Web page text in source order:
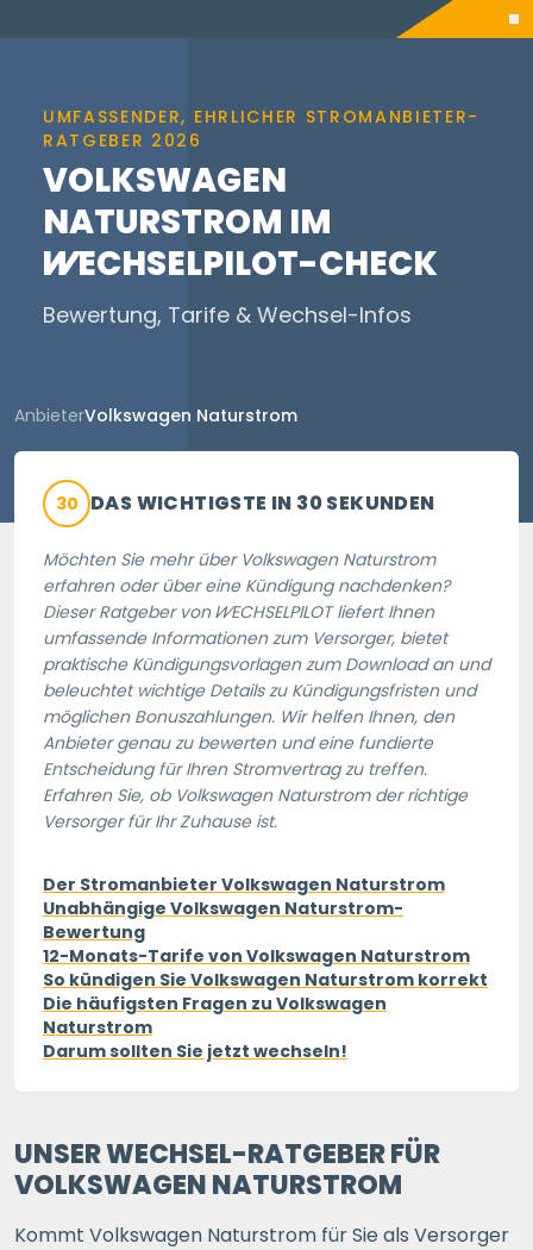
UMFASSENDER, EHRLICHER STROMANBIETER-
RATGEBER 2026
VOLKSWAGEN
NATURSTROM IM
WECHSELPILOT-CHECK
Bewertung, Tarife & Wechsel-Infos
AnbieterVolkswagen Naturstrom
30 DAS WICHTIGSTE IN 30 SEKUNDEN
Möchten Sie mehr über Volkswagen Naturstrom
erfahren oder über eine Kündigung nachdenken?
Dieser Ratgeber vonWECHSELPILOTliefert Ihnen
umfassende Informationen zum Versorger, bietet
praktische Kündigungsvorlagen zum Download an und
beleuchtet wichtige Details zu Kündigungsfristen und
möglichen Bonuszahlungen. Wir helfen Ihnen, den
Anbieter genau zu bewerten und eine fundierte
Entscheidung für Ihren Stromvertrag zu treffen.
Erfahren Sie, ob Volkswagen Naturstrom der richtige
Versorger für Ihr Zuhause ist.
Der Stromanbieter Volkswagen Naturstrom
Unabhängige Volkswagen Naturstrom-
Bewertung
12-Monats-Tarife von Volkswagen Naturstrom
So kündigen Sie Volkswagen Naturstrom korrekt
Die häufigsten Fragen zu Volkswagen
Naturstrom
Darum sollten Sie jetzt wechseln!
UNSER WECHSEL-RATGEBER FÜR
VOLKSWAGEN NATURSTROM
Kommt Volkswagen Naturstrom für Sie als Versorger